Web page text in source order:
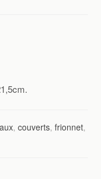
,couverts,frionnet,